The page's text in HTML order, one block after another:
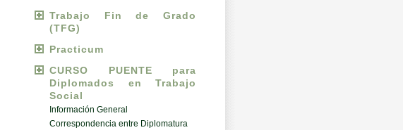
Trabajo Fin de Grado
(TFG)
Practicum
CURSO PUENTE para
Diplomados en Trabajo
Social
Información General
Correspondencia entre Diplomatura